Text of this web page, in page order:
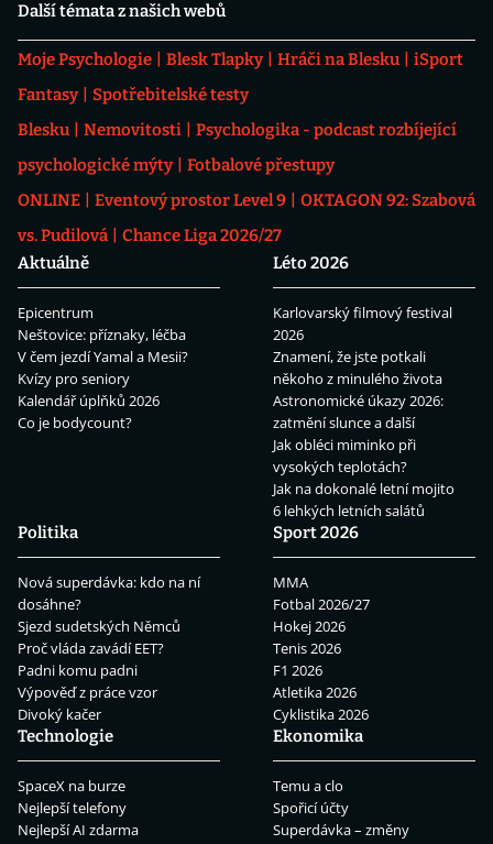
Další témata z našich webů
Moje Psychologie Blesk Tlapky Hráči na Blesku
iSport
Fantasy
Spotřebitelské testy
Blesku
Nemovitosti
Psychologika - podcast rozbíjející
psychologické mýty
Fotbalové přestupy
ONLINE
Eventový prostor Level 9
OKTAGON 92: Szabová
vs. Pudilová
Chance Liga 2026/27
Aktuálně
Epicentrum
Neštovice: příznaky, léčba
V čem jezdí Yamal a Mesii?
Kvízy pro seniory
Kalendář úplňků 2026
Co je bodycount?
Léto 2026
Karlovarský filmový festival
2026
Znamení, že jste potkali
někoho z minulého života
Astronomické úkazy 2026:
zatmění slunce a další
Jak obléci miminko při
vysokých teplotách?
Jak na dokonalé letní mojito
6 lehkých letních salátů
Politika
Nová superdávka: kdo na ní
dosáhne?
Sjezd sudetských Němců
Proč vláda zavádí EET?
Padni komu padni
Výpověď z práce vzor
Divoký kačer
Sport 2026
MMA
Fotbal 2026/27
Hokej 2026
Tenis 2026
F1 2026
Atletika 2026
Cyklistika 2026
Technologie
SpaceX na burze
Nejlepší telefony
Nejlepší AI zdarma
Ekonomika
Temu a clo
Spořicí účty
Superdávka – změny